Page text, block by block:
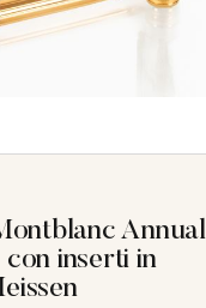
Annual
inserti in